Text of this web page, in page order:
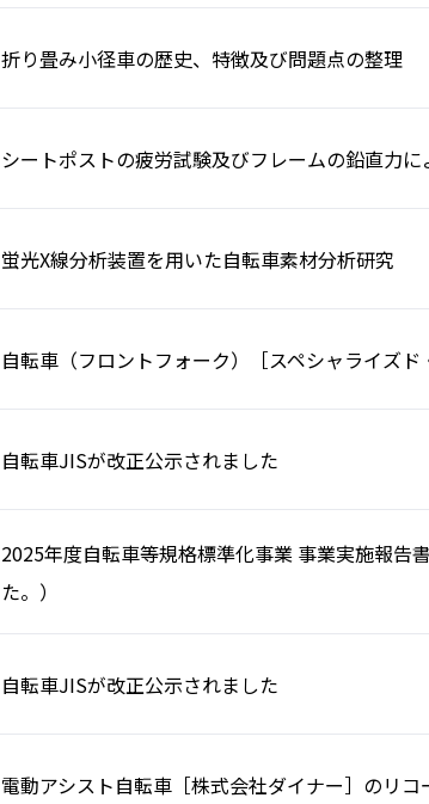
折り畳み小径車の歴史、特徴及び問題点の整理
シートポストの疲労試験及びフレームの鉛直力
蛍光X線分析装置を用いた自転車素材分析研究
自転車（フロントフォーク）［スペシャライズ
自転車JISが改正公示されました
2025年度自転車等規格標準化事業 事業実施報告
た。）
自転車JISが改正公示されました
電動アシスト自転車［株式会社ダイナー］のリコ